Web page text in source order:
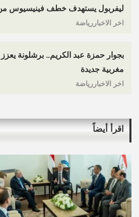
ليفربول يستهدف خطف فينيسيوس من
اخر الاخباررياضة
بجوار حمزة عبد الكريم.. برشلونة
مغربية جديدة
اخر الاخباررياضة
اقرأ أيضاً